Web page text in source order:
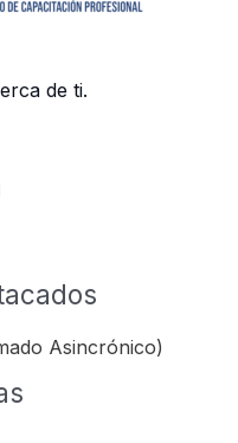
de ti.
Asincrónico)